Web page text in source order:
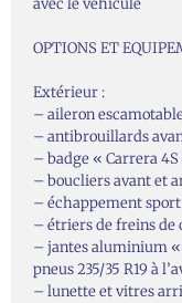
avec le véhicule
OPTIONS ET
Extérieur :
– aileron
– antibrouillards
– badge « Carrera
– boucliers avant et
– échappement
– étriers de freins de
– jantes aluminium «
pneus 235/35 R19 à
– lunette et vitres